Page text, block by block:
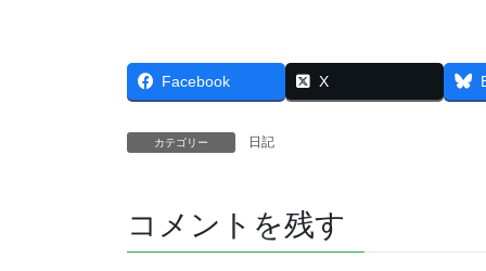
Facebook X
カテゴリー 日記
コメントを残す